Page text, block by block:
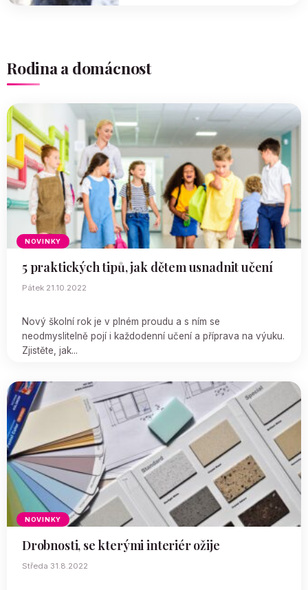
Rodina a domácnost
NOVINKY
5 praktických tipů, jak dětem usnadnit učení
Pátek 21.10.2022
Nový školní rok je v plném proudu a s ním se
neodmyslitelně pojí i každodenní učení a příprava na výuku.
Zjistěte, jak...
NOVINKY
Drobnosti, se kterými interiér ožije
Středa 31.8.2022